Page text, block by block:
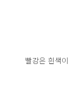
빨강은 흰색